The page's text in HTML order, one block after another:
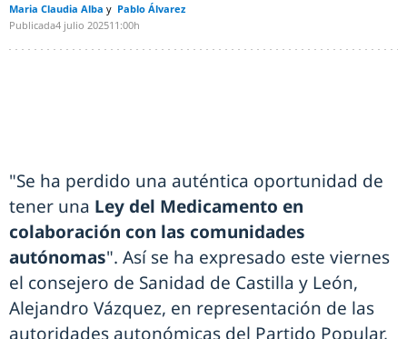
Maria Claudia Alba
Pablo Álvarez
Publicada4 julio 202511:00h
"Se ha perdido una auténtica oportunidad de
tener una Ley del Medicamento en
colaboración con las comunidades
autónomas". Así se ha expresado este viernes
el consejero de Sanidad de Castilla y León,
Alejandro Vázquez, en representación de las
autoridades autonómicas del Partido Popular,